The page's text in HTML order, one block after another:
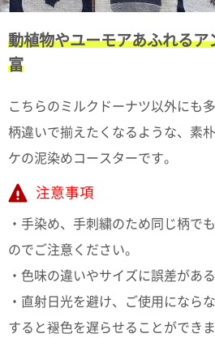
動植物やユーモアあふれるア
富
こちらのミルクドーナツ以外にも
柄違いで揃えたくなるような、素
ケの泥染めコースターです。
注意事項
・手染め、手刺繍のため同じ柄で
のでご注意ください。
・色味の違いやサイズに誤差があ
・直射日光を避け、ご使用になら
すると褪色を遅らせることができ